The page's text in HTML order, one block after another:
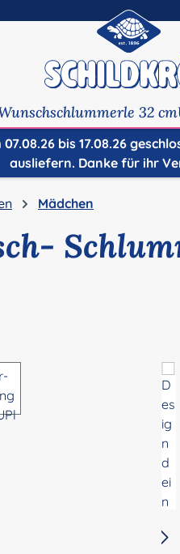
32 cm
bis 17.08.26
ausliefern. Danke für ihr
Mädchen